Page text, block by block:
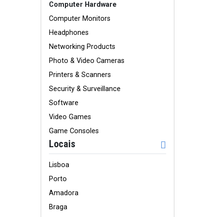
Computer Hardware
Computer Monitors
Headphones
Networking Products
Photo & Video Cameras
Printers & Scanners
Security & Surveillance
Software
Video Games
Game Consoles
Locais
Lisboa
Porto
Amadora
Braga